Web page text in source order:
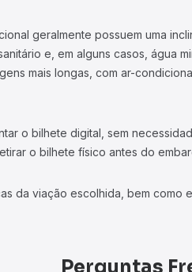
geralmente possuem uma
e, em alguns casos, água
mais longas, com ar-
o bilhete digital, sem
o bilhete físico antes do
da viação escolhida, bem como
Perguntas